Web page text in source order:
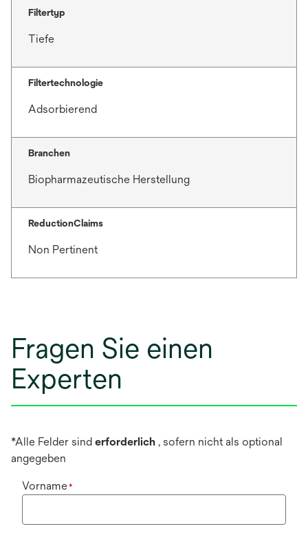
Filtertyp
Tiefe
Filtertechnologie
Adsorbierend
Branchen
Biopharmazeutische Herstellung
ReductionClaims
Non Pertinent
Fragen Sie einen
Experten
*Alle Felder sind erforderlich , sofern nicht als optional
angegeben
Vorname*